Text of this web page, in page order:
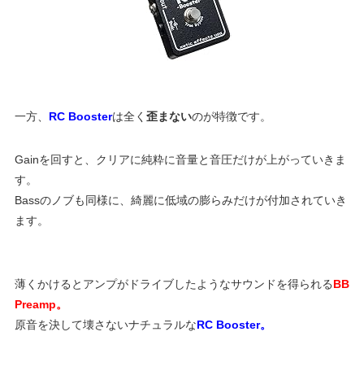
一方、 RC Boosterは全く 歪まないのが特徴です。
Gainを回すと、クリアに純粋に音量と音圧だけが上がっていきま
す。
Bassのノブも同様に、綺麗に低域の膨らみだけが付加されていき
ます。
薄くかけるとアンプがドライブしたようなサウンドを得られるBB
Preamp。
原音を決して壊さないナチュラルなRC Booster。